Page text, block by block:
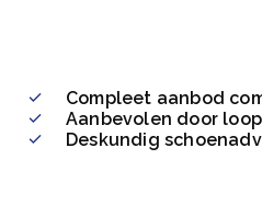
Compleet aanbod
Aanbevolen door
Deskundig